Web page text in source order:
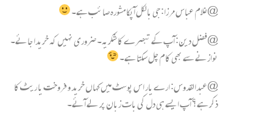
@غلام عباس مرزا: جی بالکل آپکا مشورہ صائب ہے۔
@فضل دین: آپ کے تبصرے کا شکریہ۔ ضروری نہیں کہ خریدا جائے۔
نوازنے سے بھی کام چل سکتا ہے۔
@عبدالقدوس: ارے یار اس پوسٹ میں کہاں خرید و فروخت یا ریٹ کا
ذکر ہے؟ آپ ایسے ہی دل کی بات زبان پر لے آئے۔